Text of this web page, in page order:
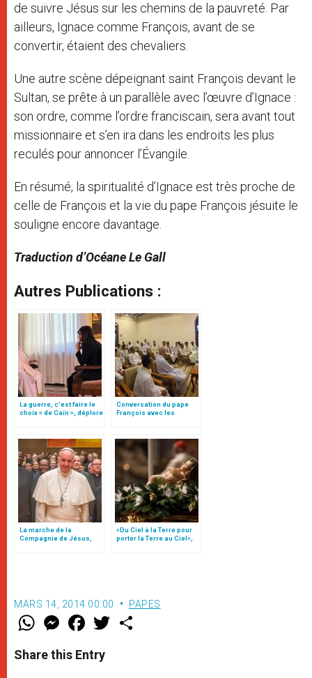
de suivre Jésus sur les chemins de la pauvreté. Par
ailleurs, Ignace comme François, avant de se
convertir, étaient des chevaliers.
Une autre scène dépeignant saint François devant le
Sultan, se prête à un parallèle avec l’œuvre d’Ignace :
son ordre, comme l’ordre franciscain, sera avant tout
missionnaire et s’en ira dans les endroits les plus
reculés pour annoncer l’Évangile.
En résumé, la spiritualité d’Ignace est très proche de
celle de François et la vie du pape François jésuite le
souligne encore davantage.
Traduction d’Océane Le Gall
Autres Publications :
La guerre, c’est faire le
choix « de Caïn », déplore
Conversation du pape
François avec les
La marche de la
Compagnie de Jésus,
«Du Ciel à la Terre pour
porter la Terre au Ciel»,
MARS 14, 2014 00:00 PAPES
W
t
s
M
e
s
e
F
a
e
b
w
Share this Entry